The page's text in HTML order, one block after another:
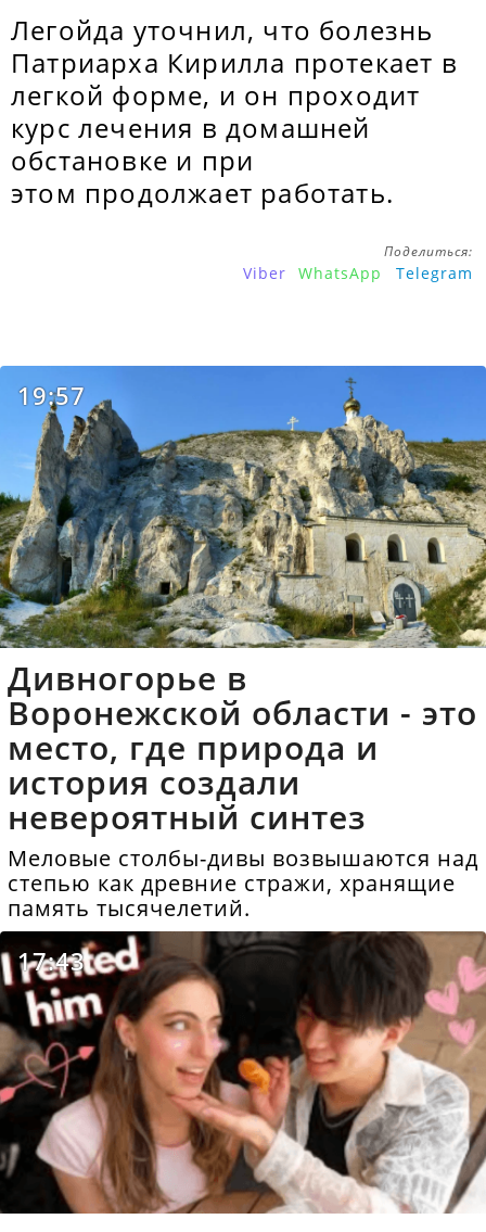
Легойда уточнил, что болезнь
Патриарха Кирилла протекает в
легкой форме, и он проходит
курс лечения в домашней
обстановке и при
этом продолжает работать.
Поделиться:
Viber WhatsApp Telegram
19:57
Дивногорье в
Воронежской области - это
место, где природа и
история создали
невероятный синтез
Меловые столбы-дивы возвышаются над
степью как древние стражи, хранящие
память тысячелетий.
17:43